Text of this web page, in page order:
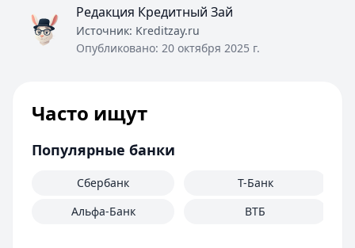
Редакция Кредитный Зай
Источник: Kreditzay.ru
Опубликовано: 20 октября 2025 г.
Часто ищут
Популярные банки
Сбербанк
Альфа-Банк
Т-Банк
ВТБ